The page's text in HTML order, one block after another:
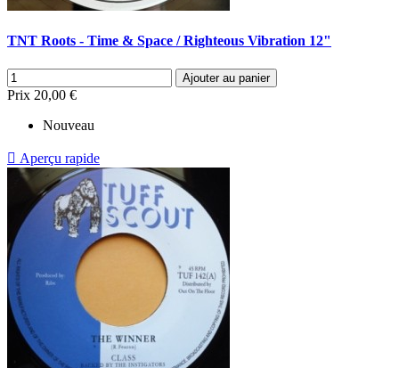
TNT Roots - Time & Space / Righteous Vibration 12"
Ajouter au panier
Prix 20,00 €
Nouveau
 Aperçu rapide